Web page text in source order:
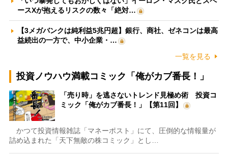
ースXが抱えるリスクの数々「絶対…
【3メガバンクは純利益5兆円超】銀行、商社、ゼネコンは最高
益続出の一方で、中小企業・…
一覧を見る
投資ノウハウ満載コミック「俺がカブ番長！」
「売り時」を逃さないトレンド見極め術 投資コ
ミック「俺がカブ番長！」【第11回】
かつて投資情報雑誌「マネーポスト」にて、圧倒的な情報量が
詰め込まれた「天下無敵の株コミック」とし…